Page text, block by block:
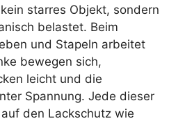
starres Objekt, sondern
belastet. Beim
und Stapeln arbeitet
bewegen sich,
leicht und die
Spannung. Jede dieser
den Lackschutz wie